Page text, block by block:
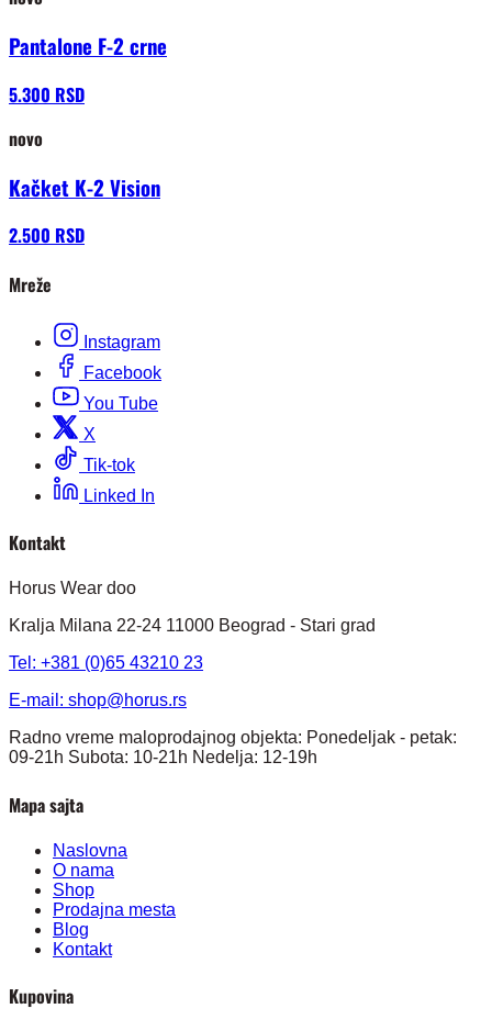
Pantalone F-2 crne
5.300 RSD
novo
Kačket K-2 Vision
2.500 RSD
Mreže
Instagram
Facebook
You Tube
X
Tik-tok
Linked In
Kontakt
Horus Wear doo
Kralja Milana 22-24 11000 Beograd - Stari grad
Tel: +381 (0)65 43210 23
E-mail: shop@horus.rs
Radno vreme maloprodajnog objekta: Ponedeljak - petak:
09-21h Subota: 10-21h Nedelja: 12-19h
Mapa sajta
Naslovna
O nama
Shop
Prodajna mesta
Blog
Kontakt
Kupovina